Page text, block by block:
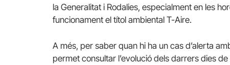
la Generalitat i Rodalies, especialment en les
funcionament el títol ambiental T-Aire.
A més, per saber quan hi ha un cas d’alerta
permet consultar l’evolució dels darrers dies